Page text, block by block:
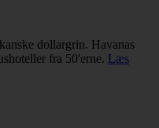
dollargrin. Havanas
fra 50'erne. Læs